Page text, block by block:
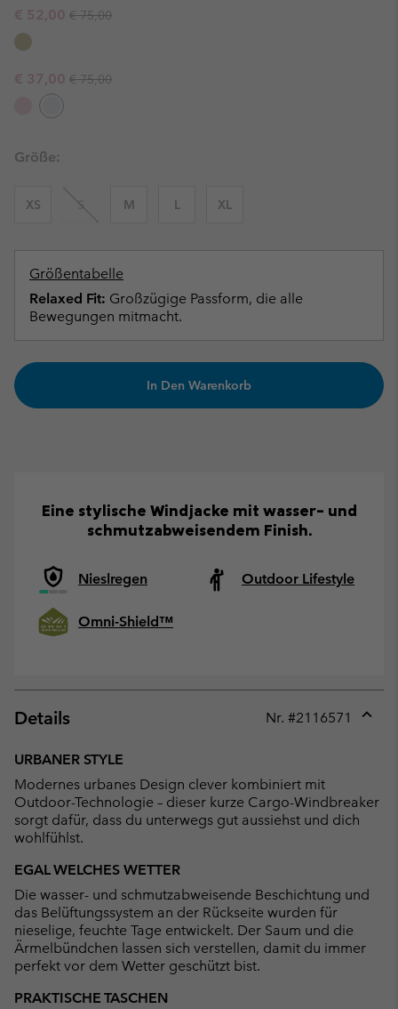
Sale price:
€ 52,00 Regular price:
€ 75,00
Sale price:
€ 37,00 Regular price:
€ 75,00
Größe:
XS S M L XL
Größentabelle
Relaxed Fit: Großzügige Passform, die alle
Bewegungen mitmacht.
In Den Warenkorb
Eine stylische Windjacke mit wasser- und
schmutzabweisendem Finish.
Nieslregen Outdoor Lifestyle
Omni-Shield™
Details Nr. #2116571
URBANER STYLE
Modernes urbanes Design clever kombiniert mit
Outdoor-Technologie – dieser kurze Cargo-Windbreaker
sorgt dafür, dass du unterwegs gut aussiehst und dich
wohlfühlst.
EGAL WELCHES WETTER
Die wasser- und schmutzabweisende Beschichtung und
das Belüftungssystem an der Rückseite wurden für
nieselige, feuchte Tage entwickelt. Der Saum und die
Ärmelbündchen lassen sich verstellen, damit du immer
perfekt vor dem Wetter geschützt bist.
PRAKTISCHE TASCHEN